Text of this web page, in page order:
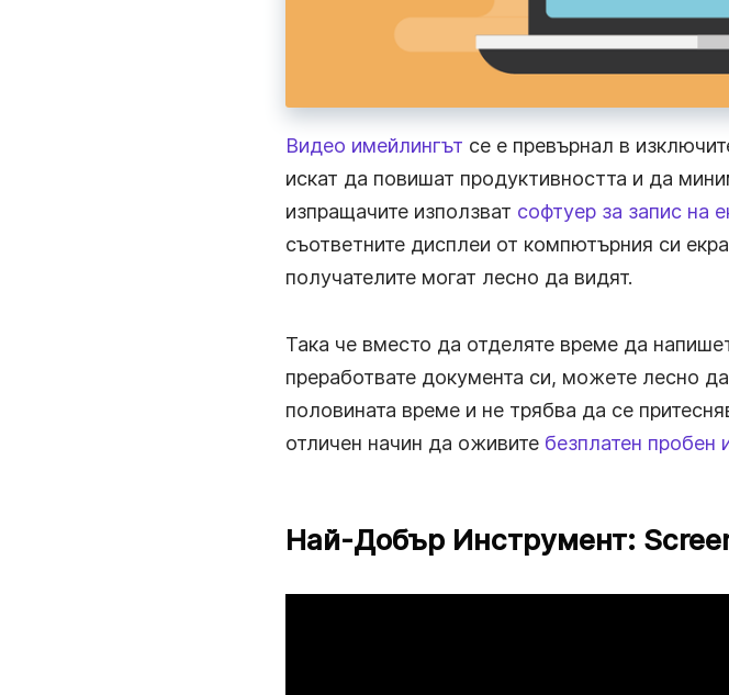
Видео имейлингът се е превърнал в
искат да повишат продуктивността и да
изпращачите използват софтуер за запис на
съответните дисплеи от компютърния си
получателите могат лесно да видят.
Така че вместо да отделяте време да
преработвате документа си, можете лесно
половината време и не трябва да се
отличен начин да оживите безплатен пробен
Най-Добър Инструмент: